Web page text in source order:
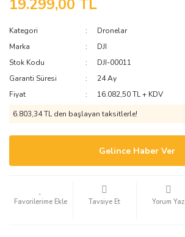
19.299,00 TL
Kategori
Dronelar
Marka
DJI
Stok Kodu
DJI-00011
Garanti Süresi
24 Ay
Fiyat
16.082,50 TL + KDV
6.803,34 TL den başlayan taksitlerle!
Gelince Haber Ver
Tavsiye Et Yorum Yaz